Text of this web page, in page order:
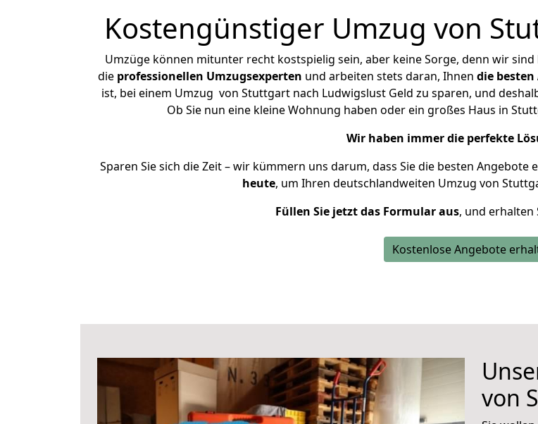
Kostengünstiger Umzug von
Umzüge können mitunter recht kostspielig sein, aber keine Sorge, denn wir sind
die professionellen Umzugsexperten und arbeiten stets daran, Ihnen die besten
ist, bei einem Umzug von Stuttgart nach Ludwigslust Geld zu sparen, und
Ob Sie nun eine kleine Wohnung haben oder ein großes Haus in
Wir haben immer die perfekte
Sparen Sie sich die Zeit – wir kümmern uns darum, dass Sie die besten Angebote
heute, um Ihren deutschlandweiten Umzug von
Füllen Sie jetzt das Formular aus, und erhalten
Kostenlose Angebote
von